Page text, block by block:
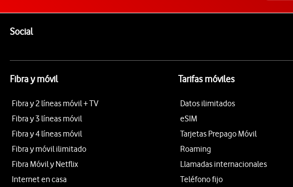
SocialEnlaces a las redes sociales de Vodafone
Fibra y móvil
Fibra y 2 líneas móvil + TV
Fibra y 3 líneas móvil
Fibra y 4 líneas móvil
Fibra y móvil ilimitado
Fibra Móvil y Netflix
Internet en casa
Tarifas móviles
Datos ilimitados
eSIM
Tarjetas Prepago Móvil
Roaming
Llamadas internacionales
Teléfono fijo